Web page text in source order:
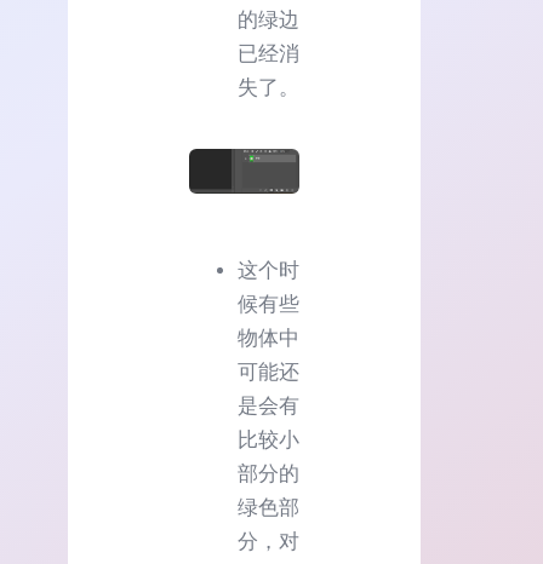
的绿边
已经消
失了。
这个时
候有些
物体中
可能还
是会有
比较小
部分的
绿色部
分，对